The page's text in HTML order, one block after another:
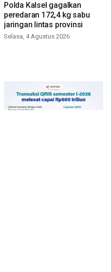
Polda Kalsel gagalkan
peredaran 172,4 kg sabu
jaringan lintas provinsi
Selasa, 4 Agustus 2026